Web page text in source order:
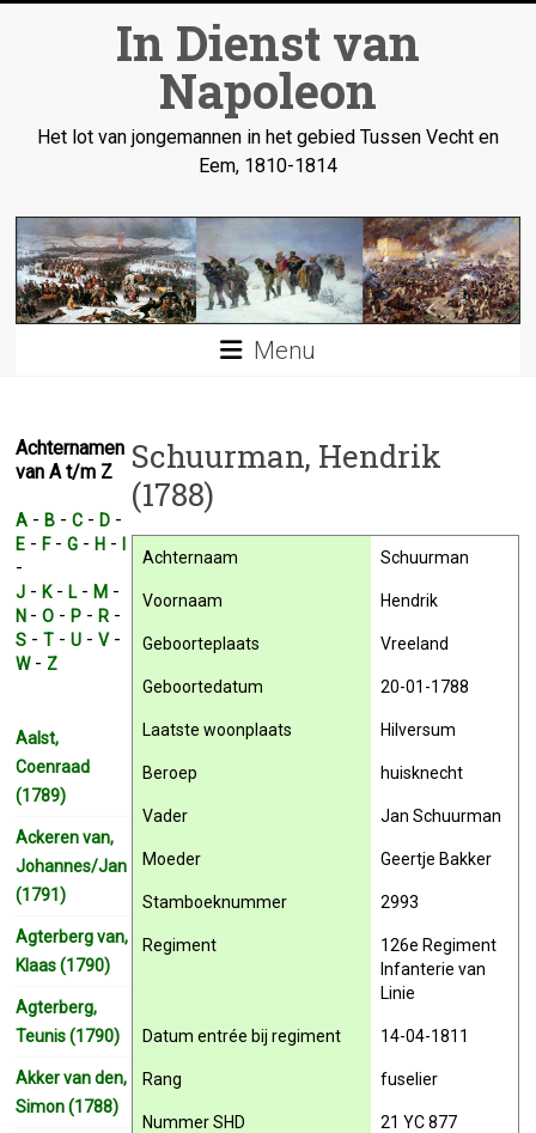
In Dienst van
Napoleon
Het lot van jongemannen in het gebied Tussen Vecht en
Eem, 1810-1814
Menu
Schuurman, Hendrik
(1788)
Achternaam Schuurman
Voornaam Hendrik
Geboorteplaats Vreeland
Geboortedatum 20-01-1788
Laatste woonplaats Hilversum
Beroep huisknecht
Vader Jan Schuurman
Moeder Geertje Bakker
Stamboeknummer 2993
Regiment
126e Regiment
Infanterie van
Linie
Datum entrée bij regiment 14-04-1811
Rang fuselier
Nummer SHD 21 YC 877
Achternamen
van A t/m Z
A -B -C -D -
E -F-G -H -
-
J -K-L-M -
N -O -P -R -
S -T -U -V-
W- Z
Aalst,
Coenraad
(1789)
Ackeren van,
Johannes/Jan
(1791)
Agterberg van,
Klaas (1790)
Agterberg,
Teunis (1790)
Akker van den,
Simon (1788)